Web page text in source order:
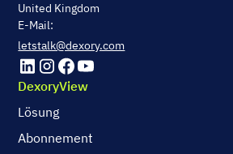
United Kingdom
E-Mail:
letstalk@dexory.com
DexoryView
Lösung
Abonnement